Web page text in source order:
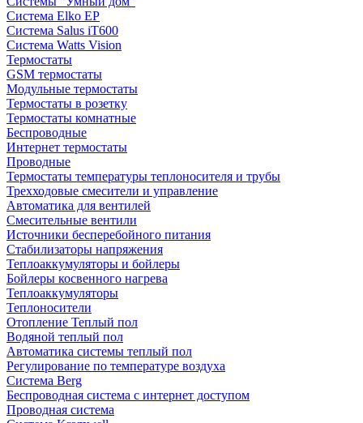
Система Elko EP
Система Salus iT600
Система Watts Vision
Термостаты
GSM термостаты
Модульные термостаты
Термостаты в розетку
Термостаты комнатные
Беспроводные
Интернет термостаты
Проводные
Термостаты температуры теплоносителя и трубы
Трехходовые смесители и управление
Автоматика для вентилей
Смесительные вентили
Источники бесперебойного питания
Стабилизаторы напряжения
Теплоаккумуляторы и бойлеры
Бойлеры косвенного нагрева
Теплоаккумуляторы
Теплоносители
Отопление Теплый пол
Водяной теплый пол
Автоматика системы теплый пол
Регулирование по температуре воздуха
Система Berg
Беспроводная система с интернет доступом
Проводная система